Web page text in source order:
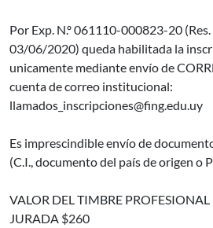
Por Exp. N.º 061110-000823-20 (Res.
03/06/2020) queda habilitada la
unicamente mediante envío de
cuenta de correo institucional:
llamados_inscripciones@fing.edu.uy
Es imprescindible envío de
(C.I., documento del país de origen o
VALOR DEL TIMBRE
JURADA $260